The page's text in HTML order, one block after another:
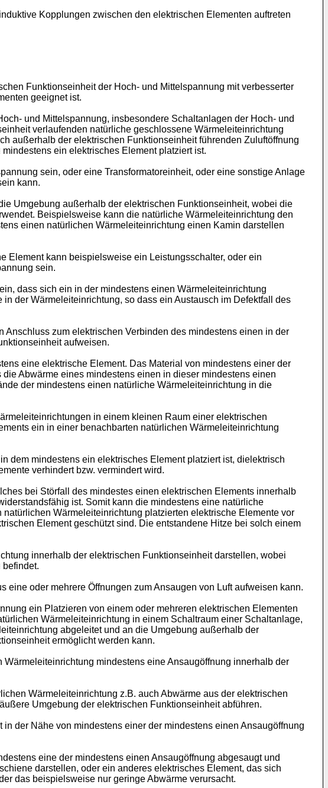
Kopplungen zwischen den elektrischen Elementen auftreten
Funktionseinheit der Hoch- und Mittelspannung mit verbesserter
geeignet ist.
und Mittelspannung, insbesondere Schaltanlagen der Hoch- und
verlaufenden natürliche geschlossene Wärmeleiteinrichtung
außerhalb der elektrischen Funktionseinheit führenden Zuluftöffnung
ein elektrisches Element platziert ist.
sein, oder eine Transformatoreinheit, oder eine sonstige Anlage
kann.
Umgebung außerhalb der elektrischen Funktionseinheit, wobei die
Beispielsweise kann die natürliche Wärmeleiteinrichtung den
einen natürlichen Wärmeleiteinrichtung einen Kamin darstellen
Element kann beispielsweise ein Leistungsschalter, oder ein
sein.
dass sich ein in der mindestens einen Wärmeleiteinrichtung
der Wärmeleiteinrichtung, so dass ein Austausch im Defektfall des
zum elektrischen Verbinden des mindestens einen in der
aufweisen.
eine elektrische Element. Das Material von mindestens einer der
Abwärme eines mindestens einen in dieser mindestens einen
der mindestens einen natürliche Wärmeleiteinrichtung in die
in einem kleinen Raum einer elektrischen
ein in einer benachbarten natürlichen Wärmeleiteinrichtung
dem mindestens ein elektrisches Element platziert ist, dielektrisch
verhindert bzw. vermindert wird.
bei Störfall des mindestes einen elektrischen Elements innerhalb
ist. Somit kann die mindestens eine natürliche
Wärmeleiteinrichtung platzierten elektrische Elemente vor
Element geschützt sind. Die entstandene Hitze bei solch einem
innerhalb der elektrischen Funktionseinheit darstellen, wobei
oder mehrere Öffnungen zum Ansaugen von Luft aufweisen kann.
ein Platzieren von einem oder mehreren elektrischen Elementen
Wärmeleiteinrichtung in einem Schaltraum einer Schaltanlage,
abgeleitet und an die Umgebung außerhalb der
ermöglicht werden kann.
mindestens eine Ansaugöffnung innerhalb der
Wärmeleiteinrichtung z.B. auch Abwärme aus der elektrischen
Umgebung der elektrischen Funktionseinheit abführen.
der Nähe von mindestens einer der mindestens einen Ansaugöffnung
eine der mindestens einen Ansaugöffnung abgesaugt und
darstellen, oder ein anderes elektrisches Element, das sich
das beispielsweise nur geringe Abwärme verursacht.